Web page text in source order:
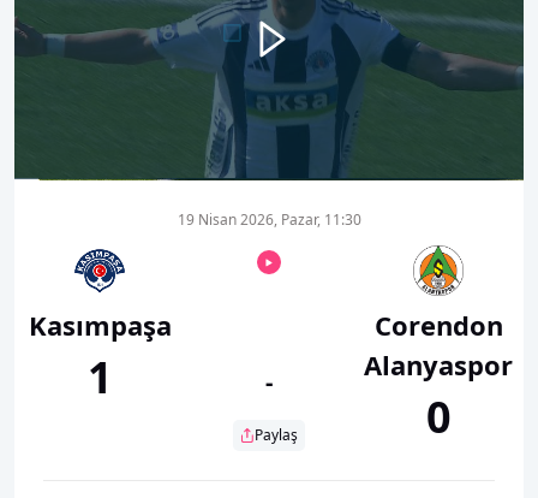
Kasımpaşa
1
19 Nisan 2026, Pazar, 11:30
-
Paylaş
Corendon
Alanyaspor
0